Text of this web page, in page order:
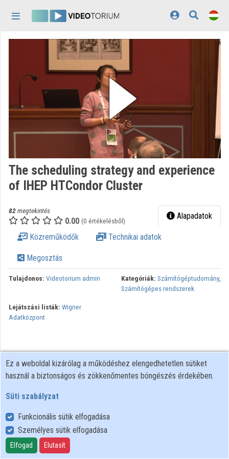
Felfedezés
Kategóriák
Lejátszási listák
Közreműködők
The scheduling strategy and experience
of IHEP HTCondor Cluster
82megtekintés
0.00 (0 értékelésből) Alapadatok
Közreműködők Technikai adatok
Megosztás
Tulajdonos: Videotorium admin Kategóriák: Számítógéptudomány,
Számítógépes rendszerek
Lejátszási listák: Wigner
Adatközpont
Felhasználói szabályzat
Adatkezelési tájékoztató
Süti szabályzat
Ez a weboldal kizárólag a működéshez elengedhetetlen sütiket
használ a biztonságos és zökkenőmentes böngészés érdekében.
Süti szabályzat
Funkcionális sütik elfogadása
Személyes sütik elfogadása
Elfogad Elutasít